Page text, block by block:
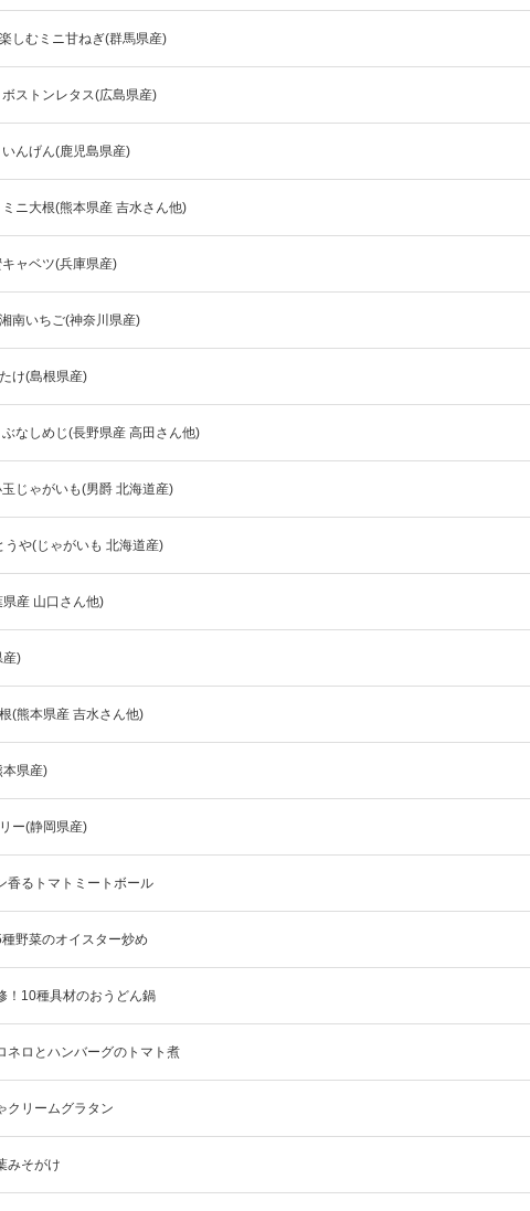
しむミニ甘ねぎ(群馬県産)
ストンレタス(広島県産)
んげん(鹿児島県産)
ニ大根(熊本県産 吉水さん他)
ャベツ(兵庫県産)
南いちご(神奈川県産)
け(島根県産)
なしめじ(長野県産 高田さん他)
玉じゃがいも(男爵 北海道産)
うや(じゃがいも 北海道産)
産 山口さん他)
産)
(熊本県産 吉水さん他)
県産)
ー(静岡県産)
香るトマトミートボール
野菜のオイスター炒め
！10種具材のおうどん鍋
ネロとハンバーグのトマト煮
クリームグラタン
みそがけ